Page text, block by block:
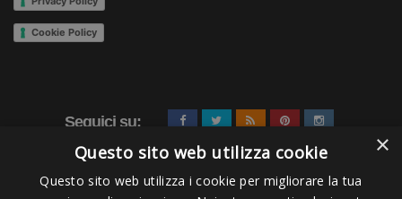
Cookie Policy
Seguici su:
×
Questo sito web utilizza cookie
Questo sito web utilizza i cookie per migliorare la tua